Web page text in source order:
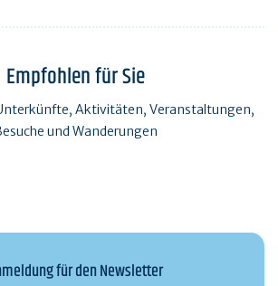
Empfohlen für Sie
Aktivitäten, Veranstaltungen,
und Wanderungen
für den Newsletter